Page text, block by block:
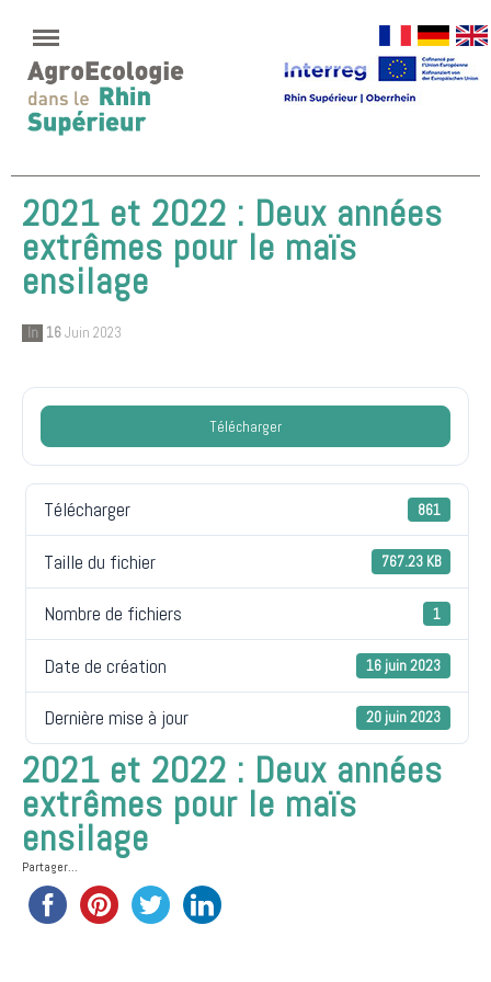
2021 et 2022 : Deux années
extrêmes pour le maïs
ensilage
In 16Juin 2023
Télécharger
Télécharger 861
Taille du fichier 767.23 KB
Nombre de fichiers 1
Date de création 16 juin 2023
Dernière mise à jour 20 juin 2023
2021 et 2022 : Deux années
extrêmes pour le maïs
ensilage
Partager...